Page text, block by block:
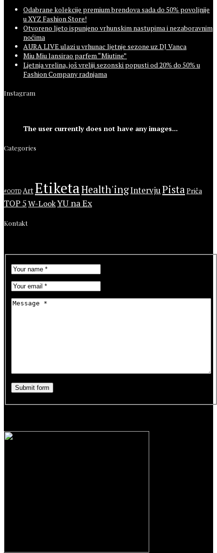
Odabrane kolekcije premium brendova sada do 50% povoljnije
u XYZ Fashion Store!
Otvoreno ljeto ispunjeno vrhunskim nastupima i nezaboravnim
noćima
AURA LIVE ulazi u vrhunac ljetnje sezone uz DJ Vanca
Miu Miu lansirao parfem “Miutine”
Ljetnja vrelina, još vreliji sezonski popusti od 20% do 50% u
Fashion Company radnjama
Instagram
The user currently does not have any images...
Categories
#OOTD ArtEtiketaHealth'ingIntervju PistaPriča
TOP 5W-LookYU na Ex
Kontakt